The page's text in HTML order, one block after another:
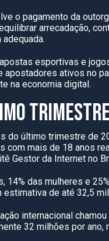
o pagamento da
arrecadação,
esportivas e
apostadores ativos no
na economia digital.
do último trimestre de
com mais de 18 anos
Gestor da Internet no
14% das mulheres e
estimativa de até 32,5
internacional
32 milhões por ano,